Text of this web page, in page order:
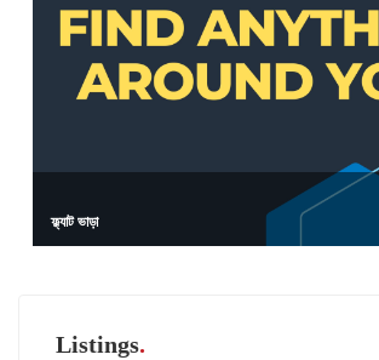
ফ্ল্যাট ভাড়া
Listings